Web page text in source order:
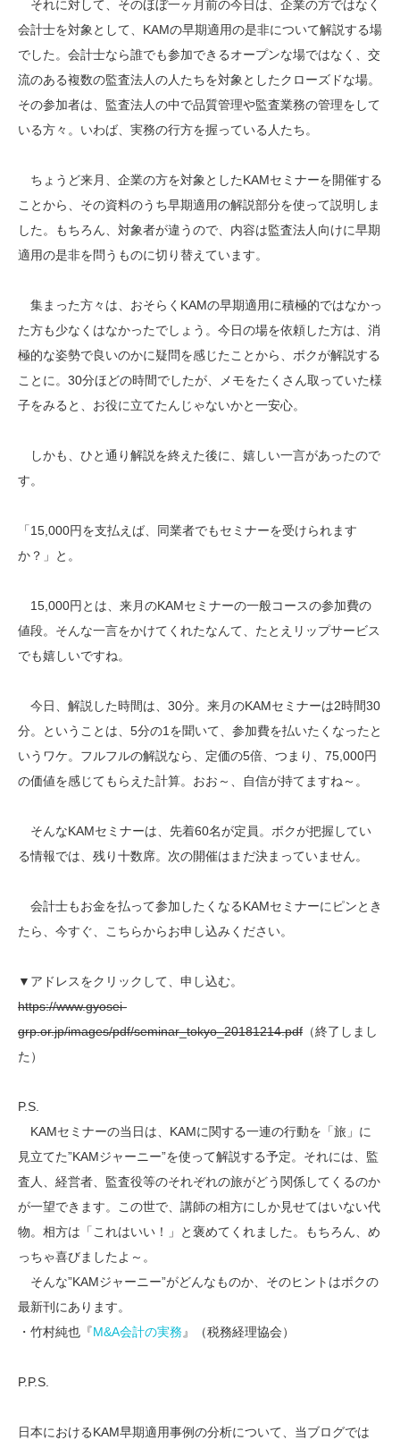
それに対して、そのほぼ一ヶ月前の今日は、企業の方ではなく
会計士を対象として、KAMの早期適用の是非について解説する場
でした。会計士なら誰でも参加できるオープンな場ではなく、交
流のある複数の監査法人の人たちを対象としたクローズドな場。
その参加者は、監査法人の中で品質管理や監査業務の管理をして
いる方々。いわば、実務の行方を握っている人たち。
ちょうど来月、企業の方を対象としたKAMセミナーを開催する
ことから、その資料のうち早期適用の解説部分を使って説明しま
した。もちろん、対象者が違うので、内容は監査法人向けに早期
適用の是非を問うものに切り替えています。
集まった方々は、おそらくKAMの早期適用に積極的ではなかっ
た方も少なくはなかったでしょう。今日の場を依頼した方は、消
極的な姿勢で良いのかに疑問を感じたことから、ボクが解説する
ことに。30分ほどの時間でしたが、メモをたくさん取っていた様
子をみると、お役に立てたんじゃないかと一安心。
しかも、ひと通り解説を終えた後に、嬉しい一言があったので
す。
「15,000円を支払えば、同業者でもセミナーを受けられます
か？」と。
15,000円とは、来月のKAMセミナーの一般コースの参加費の
値段。そんな一言をかけてくれたなんて、たとえリップサービス
でも嬉しいですね。
今日、解説した時間は、30分。来月のKAMセミナーは2時間30
分。ということは、5分の1を聞いて、参加費を払いたくなったと
いうワケ。フルフルの解説なら、定価の5倍、つまり、75,000円
の価値を感じてもらえた計算。おお～、自信が持てますね～。
そんなKAMセミナーは、先着60名が定員。ボクが把握してい
る情報では、残り十数席。次の開催はまだ決まっていません。
会計士もお金を払って参加したくなるKAMセミナーにピンとき
たら、今すぐ、こちらからお申し込みください。
▼アドレスをクリックして、申し込む。
https://www.gyosei-
grp.or.jp/images/pdf/seminar_tokyo_20181214.pdf （終了しまし
た）
P.S.
KAMセミナーの当日は、KAMに関する一連の行動を「旅」に
見立てた”KAMジャーニー”を使って解説する予定。それには、監
査人、経営者、監査役等のそれぞれの旅がどう関係してくるのか
が一望できます。この世で、講師の相方にしか見せてはいない代
物。相方は「これはいい！」と褒めてくれました。もちろん、め
っちゃ喜びましたよ～。
そんな”KAMジャーニー”がどんなものか、そのヒントはボクの
最新刊にあります。
・竹村純也『M&A会計の実務 』（税務経理協会）
P.P.S.
日本におけるKAM早期適用事例の分析について、当ブログでは